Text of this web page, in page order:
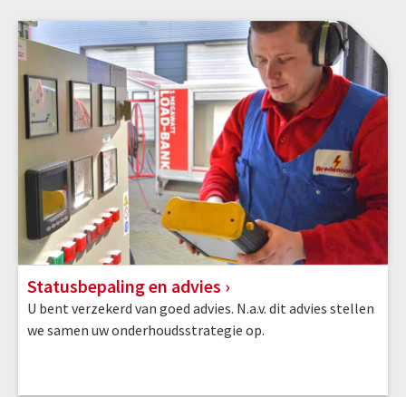
Statusbepaling en advies
U bent verzekerd van goed advies. N.a.v. dit advies stellen
we samen uw onderhoudsstrategie op.